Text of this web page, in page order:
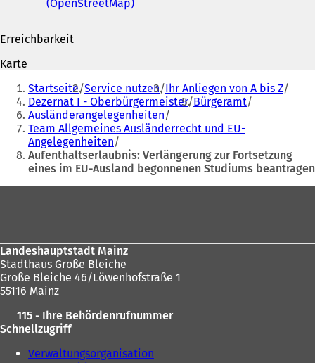
(OpenStreetMap)(
t
i
n
e
i
n
e
m
n
n
a
b
i
n
e
m
n
e
T
Erreichbarkeit
Karte
Sie
befinden
sich
hier:
Startseite Service nutzen Ihr Anliegen von A bis Z
Dezernat I - Oberbürgermeister Bürgeramt
Ausländerangelegenheiten
Team Allgemeines Ausländerrecht und EU-
Angelegenheiten
Aufenthaltserlaubnis: Verlängerung zur Fortsetzung
eines im EU-Ausland begonnenen Studiums beantragen
Landeshauptstadt Mainz
Stadthaus Große Bleiche
Große Bleiche 46/Löwenhofstraße 1
55116 Mainz
115 - Ihre Behördenrufnummer
Schnellzugriff
Verwaltungsorganisation